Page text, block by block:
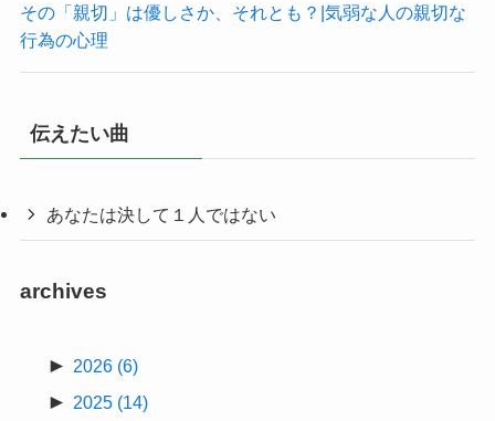
その「親切」は優しさか、それとも？|気弱な人の親切な
行為の心理
伝えたい曲
あなたは決して１人ではない
archives
► 2026 (6)
► 2025 (14)